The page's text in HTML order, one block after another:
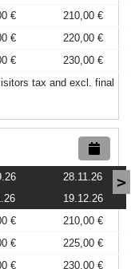
€
210,00 €
€
220,00 €
€
230,00 €
tax and excl. final
>
28.11.26
19.12.26
€
210,00 €
€
225,00 €
€
230,00 €